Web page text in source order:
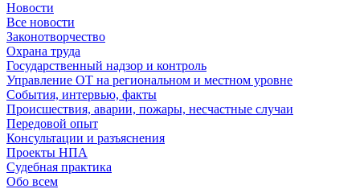
Новости
Все новости
Законотворчество
Охрана труда
Государственный надзор и контроль
Управление ОТ на региональном и местном уровне
События, интервью, факты
Происшествия, аварии, пожары, несчастные случаи
Передовой опыт
Консультации и разъяснения
Проекты НПА
Судебная практика
Обо всем